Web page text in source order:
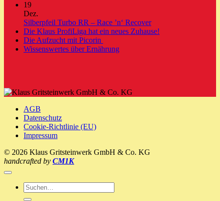
19
Dez.
Silberpfeil Turbo RR – Race ’n‘ RecoverKeine
Kommentare
Die Klaus ProfiLiga hat ein neues Zuhause!
Die Aufzucht mit Picorin
Kommentare
Picorin
Wissenswertes über ErnährungKeine
Ernährung
AGB
Datenschutz
Cookie-Richtlinie (EU)
Impressum
© 2026 Klaus Gritsteinwerk GmbH & Co. KG
handcrafted by CM1K
Suche
nach: